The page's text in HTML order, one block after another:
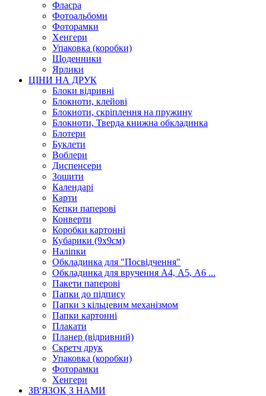
Флаєра
Фотоальбоми
Фоторамки
Хенгери
Упаковка (коробки)
Щоденники
Ярлики
ЦІНИ НА ДРУК
Блоки відривні
Блокноти, клейові
Блокноти, скріплення на пружину
Блокноти, Тверда книжна обкладинка
Блотери
Буклети
Воблери
Диспенсери
Зошити
Календарі
Карти
Кепки паперові
Конверти
Коробки картонні
Кубарики (9х9см)
Наліпки
Обкладинка для "Посвідчення"
Обкладинка для вручення А4, А5, А6 ...
Пакети паперові
Папки до підпису
Папки з кільцевим механізмом
Папки картонні
Плакати
Планер (відривний)
Скретч друк
Упаковка (коробки)
Фоторамки
Хенгери
ЗВ'ЯЗОК З НАМИ